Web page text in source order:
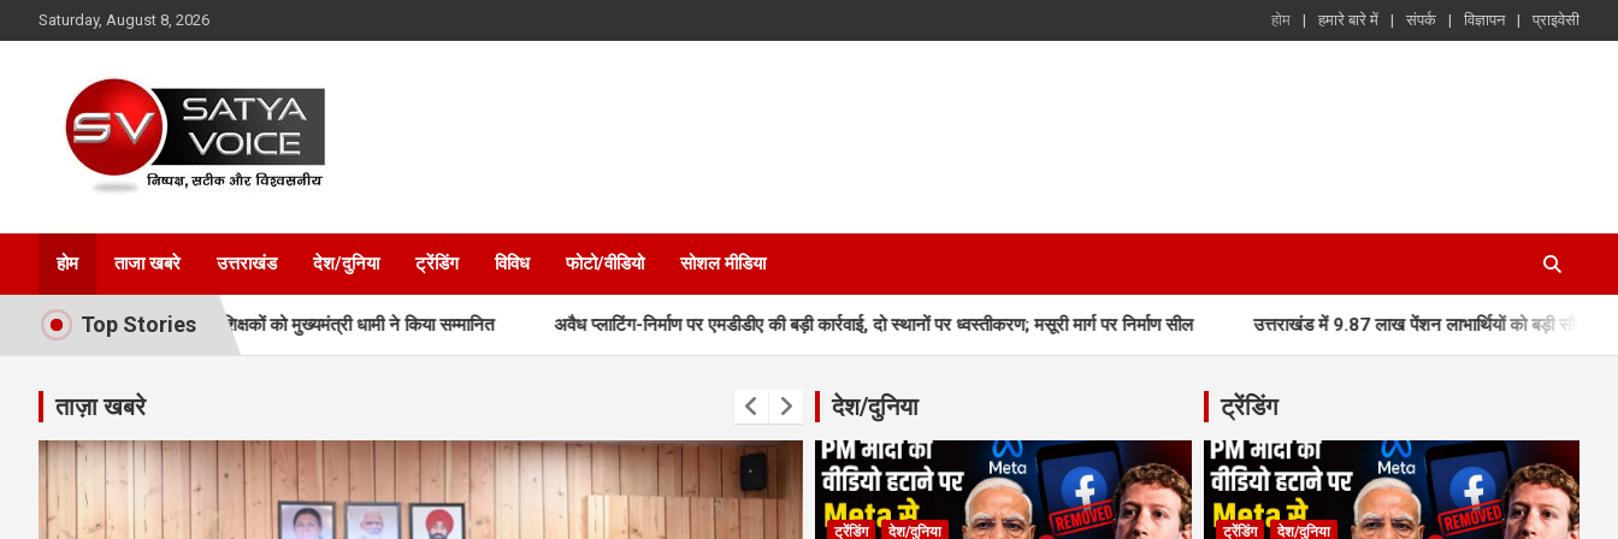
to
Saturday, August 8, 2026 होम हमारे बारे में संपर्क विज्ञापन प्राइवेसी
Satya Voice
होम ताजा खबरे उत्तराखंड देश/दुनिया ट्रेंडिंग विविध फोटो/वीडियो सोशल मीडिया
Top Stories
और प्रशिक्षकों को मुख्यमंत्री धामी ने किया सम्मानित अवैध प्लाटिंग-निर्माण पर एमडीडीए की बड़ी कार्रवाई, दो स्थानों पर ध्वस्तीकरण; मसूरी मार्ग पर निर्माण सील उत्तराखंड में 9.87 लाख पेंशन लाभार्थियों को बड़ी सौगात, मुख्यमंत्री धामी
ताज़ा खबरे देश/दुनिया
ट्रेंडिंग देश/दुनिया
ट्रेंडिंग
ट्रेंडिंग देश/दुनिया